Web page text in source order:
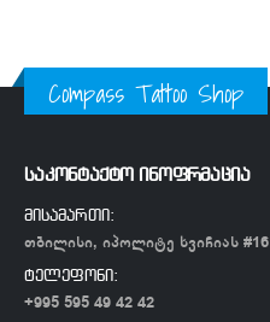
Compass Tattoo Shop
საკონტაქტო ინოფრმაცია
მისამართი:
თბილისი, იპოლიტე ხვიჩიას #16
ტელეფონი:
+995 595 49 42 42